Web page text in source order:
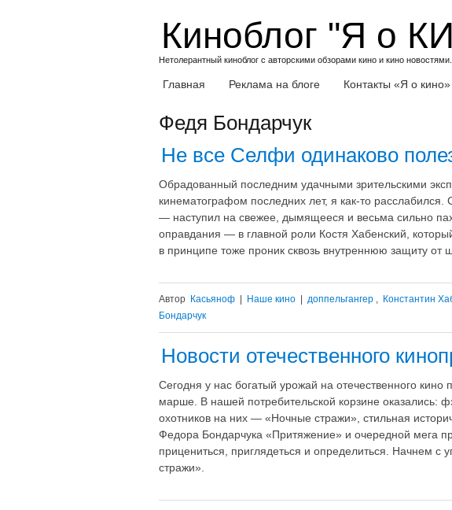
Киноблог "Я о
Нетолерантный киноблог с авторскими обзорами кино и кино новостями.
Главная Реклама на блоге Контакты «Я о кино»
Федя Бондарчук
Не все Селфи одинаково
Обрадованный последним удачными зрительскими
кинематографом последних лет, я как-то
— наступил на свежее, дымящееся и весьма сильно
оправдания — в главной роли Костя Хабенский,
в принципе тоже проник сквозь внутреннюю защиту
Автор Касьяноф Наше кино доппельгангер , Константин
Бондарчук
Новости отечественного
Сегодня у нас богатый урожай на отечественного
марше. В нашей потребительской корзине оказались:
охотников на них — «Ночные стражи», стильная
Федора Бондарчука «Притяжение» и очередной мега
прицениться, приглядеться и определиться. Начнем с
стражи».